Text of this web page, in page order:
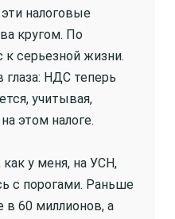
налоговые
кругом. По
серьезной жизни.
глаза: НДС теперь
учитывая,
этом налоге.
у меня, на УСН,
с порогами. Раньше
в 60 миллионов, а